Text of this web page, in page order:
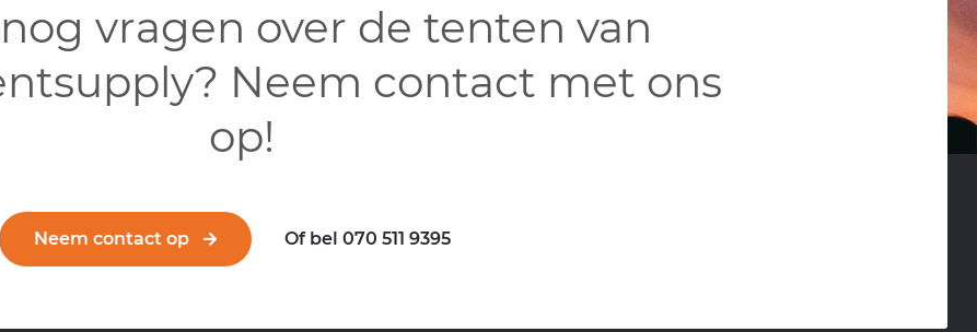
vragen over de tenten van
Neem contact met ons
op!
Neem contact op Of bel 070 511 9395